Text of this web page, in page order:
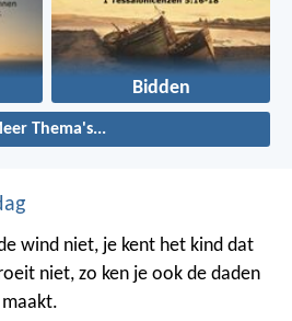
Bidden
Thema's...
wind niet, je kent het kind dat
niet, zo ken je ook de daden